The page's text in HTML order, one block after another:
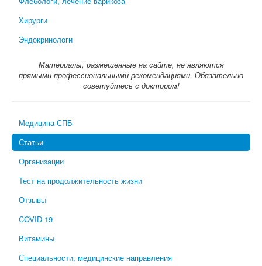
Хирурги
Эндокринологи
Материалы, размещенные на сайте, не являются
прямыми профессиональными рекомендациями. Обязательно
советуйтесь с доктором!
Медицина-СПБ
Статьи
Организации
Тест на продолжительность жизни
Отзывы
COVID-19
Витамины
Специальности, медицинские направления